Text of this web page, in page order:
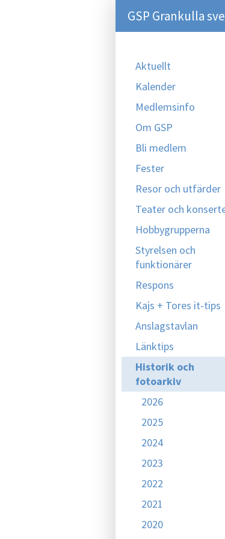
GSP Grankulla
Aktuellt
Kalender
Medlemsinfo
Om GSP
Bli medlem
Fester
Resor och utfärder
Teater och
Hobbygrupperna
Styrelsen och
funktionärer
Respons
Kajs + Tores it-tips
Anslagstavlan
Länktips
Historik och
fotoarkiv
2026
2025
2024
2023
2022
2021
2020